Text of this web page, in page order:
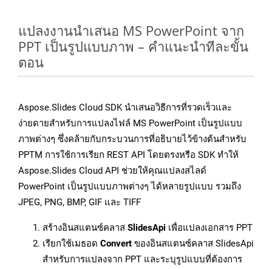
แปลงงานนำเสนอ MS PowerPoint จาก
PPT เป็นรูปแบบภาพ – คำแนะนำทีละขั้น
ตอน
Aspose.Slides Cloud SDK นำเสนอวิธีการที่รวดเร็วและ
ง่ายดายสำหรับการแปลงไฟล์ MS PowerPoint เป็นรูปแบบ
ภาพต่างๆ ซึ่งคล้ายกับกระบวนการที่อธิบายไว้ข้างต้นสำหรับ
PPTM การใช้การเรียก REST API โดยตรงหรือ SDK ทำให้
Aspose.Slides Cloud API ช่วยให้คุณแปลงสไลด์
PowerPoint เป็นรูปแบบภาพต่างๆ ได้หลายรูปแบบ รวมถึง
JPEG, PNG, BMP, GIF และ TIFF
สร้างอินสแตนซ์คลาส SlidesApi เพื่อแปลงเอกสาร PPT
เรียกใช้เมธอด Convert ของอินสแตนซ์คลาส SlidesApi
สำหรับการแปลงจาก PPT และระบุรูปแบบที่ต้องการ